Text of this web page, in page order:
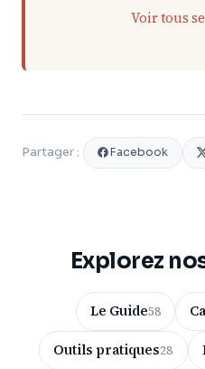
Voir tous
Partager : Facebook
Explorez
Le Guide58
Outils pratiques28